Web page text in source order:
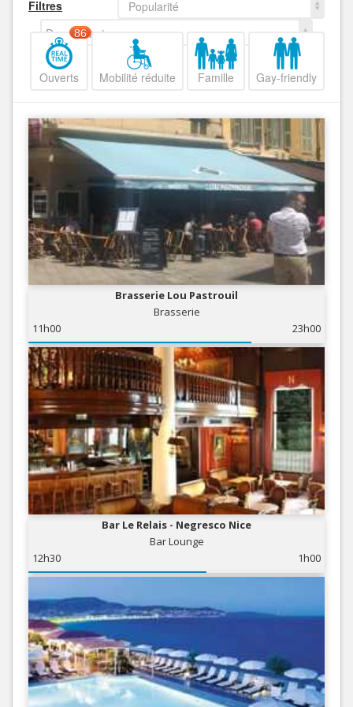
Filtres
Popularité
Decroissant
Ouverts
86
Mobilité réduite Famille Gay-friendly
Brasserie Lou Pastrouil
Brasserie
11h00
23h00
Bar Le Relais - Negresco Nice
Bar Lounge
12h30
1h00